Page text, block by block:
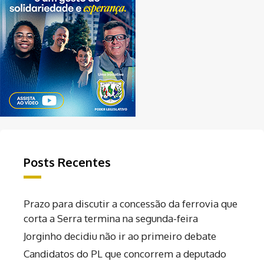
Posts Recentes
Prazo para discutir a concessão da ferrovia que
corta a Serra termina na segunda-feira
Jorginho decidiu não ir ao primeiro debate
Candidatos do PL que concorrem a deputado